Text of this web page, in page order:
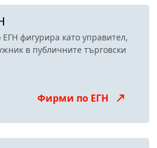
фигурира като управител,
в публичните търговски
Фирми по ЕГН